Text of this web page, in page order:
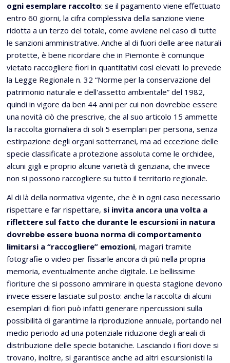
ogni esemplare raccolto: se il pagamento viene effettuato
entro 60 giorni, la cifra complessiva della sanzione viene
ridotta a un terzo del totale, come avviene nel caso di tutte
le sanzioni amministrative. Anche al di fuori delle aree naturali
protette, è bene ricordare che in Piemonte è comunque
vietato raccogliere fiori in quantitativi così elevati: lo prevede
la Legge Regionale n. 32 “Norme per la conservazione del
patrimonio naturale e dell'assetto ambientale” del 1982,
quindi in vigore da ben 44 anni per cui non dovrebbe essere
una novità ciò che prescrive, che al suo articolo 15 ammette
la raccolta giornaliera di soli 5 esemplari per persona, senza
estirpazione degli organi sotterranei, ma ad eccezione delle
specie classificate a protezione assoluta come le orchidee,
alcuni gigli e proprio alcune varietà di genziana, che invece
non si possono raccogliere su tutto il territorio regionale.
Al di là della normativa vigente, che è in ogni caso necessario
rispettare e far rispettare, si invita ancora una volta a
riflettere sul fatto che durante le escursioni in natura
dovrebbe essere buona norma di comportamento
limitarsi a “raccogliere” emozioni, magari tramite
fotografie o video per fissarle ancora di più nella propria
memoria, eventualmente anche digitale. Le bellissime
fioriture che si possono ammirare in questa stagione devono
invece essere lasciate sul posto: anche la raccolta di alcuni
esemplari di fiori può infatti generare ripercussioni sulla
possibilità di garantirne la riproduzione annuale, portando nel
medio periodo ad una potenziale riduzione degli areali di
distribuzione delle specie botaniche. Lasciando i fiori dove si
trovano, inoltre, si garantisce anche ad altri escursionisti la